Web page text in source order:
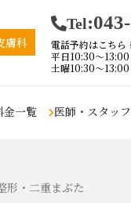
膚科
Tel
電話予約はこち
平日10:30〜
土曜10:30〜
鼻の悩み
み取り
金一覧 医師・スタッ
形・二重まぶた